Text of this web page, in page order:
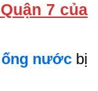
7 của
ống nước bị